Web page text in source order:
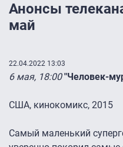
Анонсы
май
22.04.2022 13:03
6 мая, 18:00"Человек-
США, кинокомикс, 2015
Самый маленький